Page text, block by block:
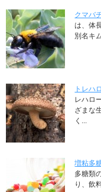
クマバ
は、体
別名キ
トレハ
レハロ
ざまな
く...
増粘多
多糖類
り、飲